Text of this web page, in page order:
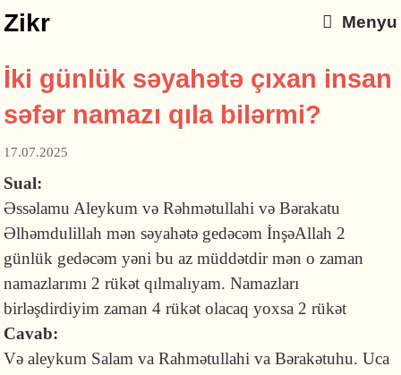
Zikr Menyu
İki günlük səyahətə çıxan insan
səfər namazı qıla bilərmi?
17.07.2025
Sual:
Əssəlamu Aleykum və Rəhmətullahi və Bərakatu
Əlhəmdulillah mən səyahətə gedəcəm İnşəAllah 2
günlük gedəcəm yəni bu az müddətdir mən o zaman
namazlarımı 2 rükət qılmalıyam. Namazları
birləşdirdiyim zaman 4 rükət olacaq yoxsa 2 rükət
Cavab:
Və aleykum Salam va Rahmətullahi va Bərakətuhu. Uca